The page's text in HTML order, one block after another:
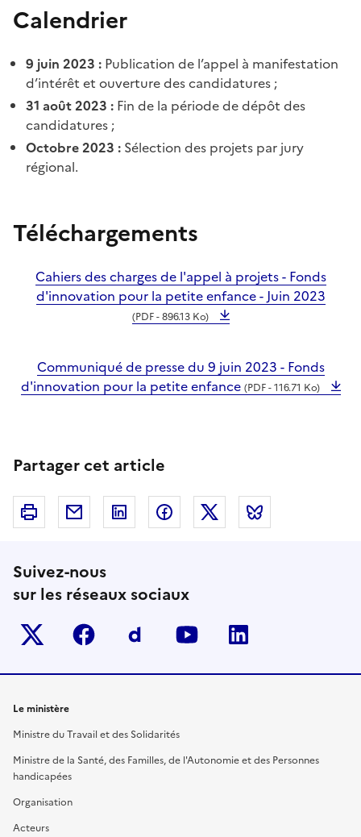
Calendrier
9 juin 2023 : Publication de l’appel à manifestation
d’intérêt et ouverture des candidatures ;
31 août 2023 : Fin de la période de dépôt des
candidatures ;
Octobre 2023 : Sélection des projets par jury
régional.
Téléchargements
Cahiers des charges de l'appel à projets - Fonds
d'innovation pour la petite enfance - Juin 2023
(PDF - 896.13 Ko)
Communiqué de presse du 9 juin 2023 - Fonds
d'innovation pour la petite enfance (PDF - 116.71 Ko)
Partager cet article
Imprimer Courriel Linkedin FacebookTwitter
Suivez-nous
sur les réseaux sociaux
Twitter-x facebook Dailymotion
youtube
Le ministère
Ministre du Travail et des Solidarités
Ministre de la Santé, des Familles, de l'Autonomie et des Personnes
handicapées
Organisation
Acteurs